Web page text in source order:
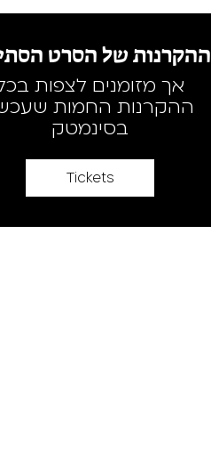
ההקרנות של הסרט
אך מזומנים לצפות
ההקרנות החמות
בסינמטק
Tickets